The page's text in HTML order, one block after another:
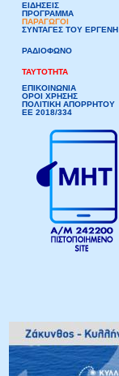
ΕΙΔΗΣΕΙΣ
ΠΡΟΓΡΑΜΜΑ
ΠΑΡΑΓΩΓΟΙ
ΣΥΝΤΑΓΕΣ ΤΟΥ ΕΡΓΕΝΗ
ΡΑΔΙΟΦΩΝΟ
ΤΑΥΤΟΤΗΤΑ
ΕΠΙΚΟΙΝΩΝΙΑ
ΟΡΟΙ ΧΡΗΣΗΣ
ΠΟΛΙΤΙΚΗ ΑΠΟΡΡΗΤΟΥ
ΕΕ 2018/334